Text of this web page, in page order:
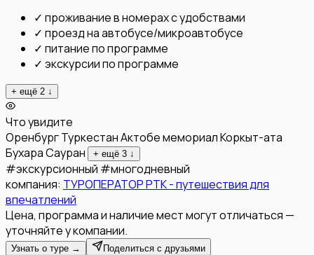
✓ проживание в номерах с удобствами
✓ проезд на автобусе/микроавтобусе
✓ питание по программе
✓ экскурсии по программе
+ ещё 2 ↓
Что увидите
ОренбургТуркестанАктобемемориал Коркыт-ата
БухараСауран + ещё 3 ↓
#экскурсионный #многодневный
компания: ТУРОПЕРАТОР РТК - путешествия для
впечатлений
Цена, программа и наличие мест могут отличаться —
уточняйте у компании.
Узнать о туре → Поделиться с друзьями